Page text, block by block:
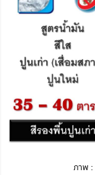
ภาพ :